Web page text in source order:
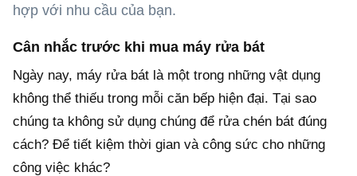
hợp với nhu cầu của bạn.
Cân nhắc trước khi mua máy rửa bát
Ngày nay, máy rửa bát là một trong những vật dụng
không thể thiếu trong mỗi căn bếp hiện đại. Tại sao
chúng ta không sử dụng chúng để rửa chén bát đúng
cách? Để tiết kiệm thời gian và công sức cho những
công việc khác?